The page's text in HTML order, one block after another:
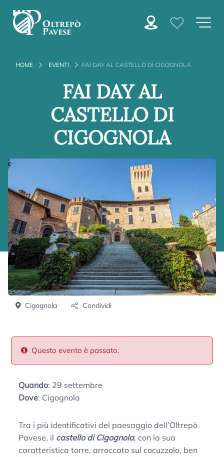
HOME EVENTI FAI DAY AL CASTELLO DI CIGOGNOLA
FAI DAY AL
CASTELLO DI
CIGOGNOLA
Cigognola Condividi
Questo evento è passato.
Quando: 29 settembre
Dove: Cigognola
Tra i più identificativi del paesaggio dell’Oltrepò
Pavese, il castello di Cigognola, con la sua
caratteristica torre, arroccato sul cocuzzolo, ben